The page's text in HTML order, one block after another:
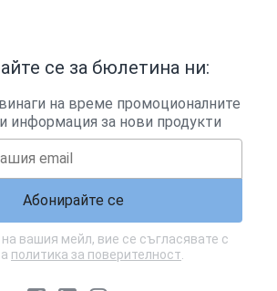
се за бюлетина ни:
на време промоционалните
информация за нови продукти
Абонирайте се
вашия мейл, вие се съгласявате с
политика за поверителност.